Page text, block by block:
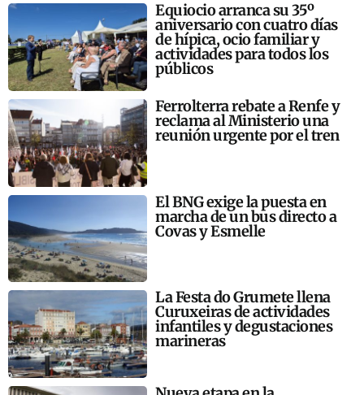
Equiocio arranca su 35º
aniversario con cuatro días
de hípica, ocio familiar y
actividades para todos los
públicos
Ferrolterra rebate a Renfe y
reclama al Ministerio una
reunión urgente por el tren
El BNG exige la puesta en
marcha de un bus directo a
Covas y Esmelle
La Festa do Grumete llena
Curuxeiras de actividades
infantiles y degustaciones
marineras